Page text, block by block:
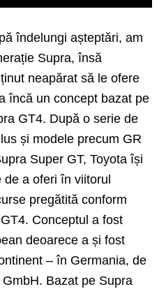
îndelungi așteptări, am
Supra, însă
neapărat să le ofere
încă un concept bazat pe
GT4. După o serie de
și modele precum GR
Super GT, Toyota își
de a oferi în viitorul
pregătită conform
Conceptul a fost
deoarece a și fost
– în Germania, de
Bazat pe Supra